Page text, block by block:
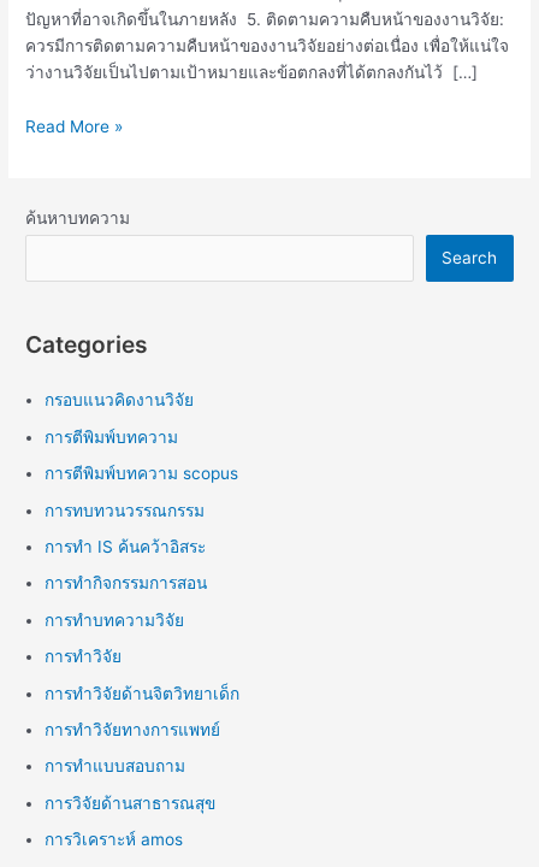
ปัญหาที่อาจเกิดขึ้นในภายหลัง 5. ติดตามความคืบหน้าของงานวิจัย:
ควรมีการติดตามความคืบหน้าของงานวิจัยอย่างต่อเนื่อง เพื่อให้แน่ใจ
ว่างานวิจัยเป็นไปตามเป้าหมายและข้อตกลงที่ได้ตกลงกันไว้ […]
Read More »
ค้นหาบทความ
Search
Categories
กรอบแนวคิดงานวิจัย
การตีพิมพ์บทความ
การตีพิมพ์บทความ scopus
การทบทวนวรรณกรรม
การทำ IS ค้นคว้าอิสระ
การทำกิจกรรมการสอน
การทำบทความวิจัย
การทำวิจัย
การทำวิจัยด้านจิตวิทยาเด็ก
การทำวิจัยทางการแพทย์
การทำแบบสอบถาม
การวิจัยด้านสาธารณสุข
การวิเคราะห์ amos